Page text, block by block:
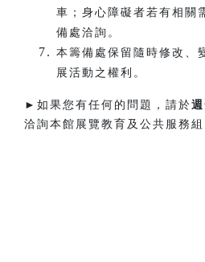
車；身心障礙者若有相關
備處洽詢。
本籌備處保留隨時修改、
展活動之權利。
►如果您有任何的問題，請於
洽詢本館展覽教育及公共服務組